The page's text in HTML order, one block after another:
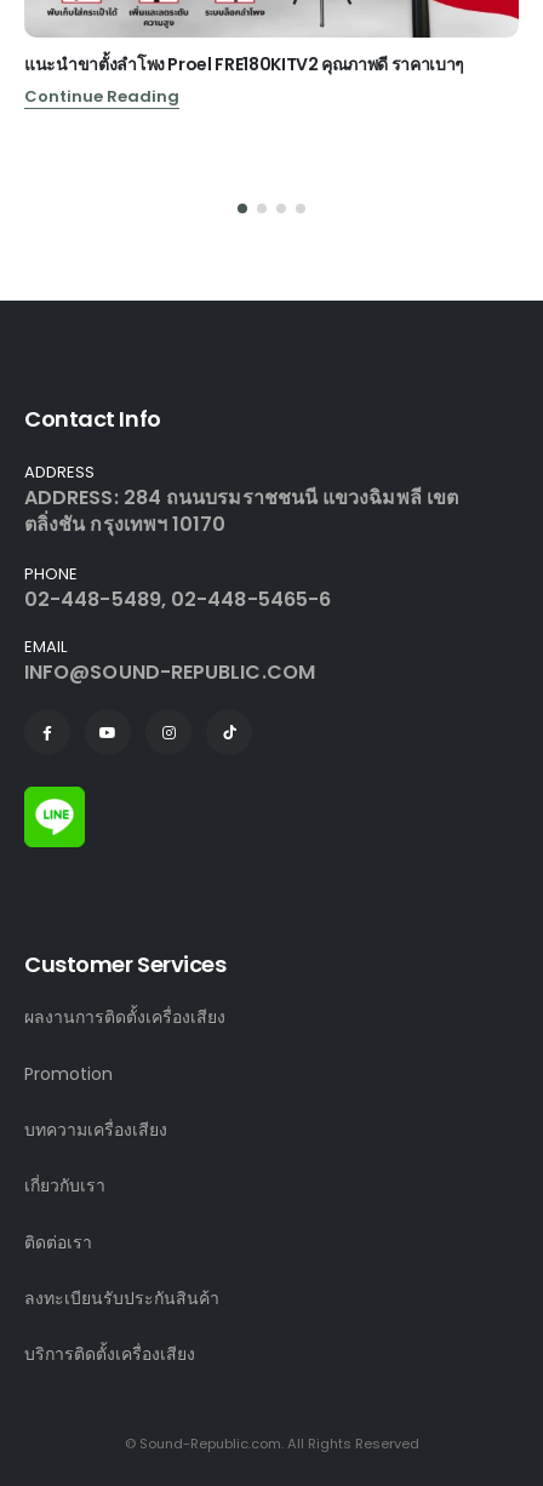
แนะนำขาตั้งลำโพง Proel FRE180KITV2 คุณภาพดี ราคาเบาๆ
Continue Reading
Contact Info
ADDRESS
ADDRESS: 284 ถนนบรมราชชนนี แขวงฉิมพลี เขต
ตลิ่งชัน กรุงเทพฯ 10170
PHONE
02-448-5489, 02-448-5465-6
EMAIL
INFO@SOUND-REPUBLIC.COM
Customer Services
ผลงานการติดตั้งเครื่องเสียง
Promotion
บทความเครื่องเสียง
เกี่ยวกับเรา
ติดต่อเรา
ลงทะเบียนรับประกันสินค้า
บริการติดตั้งเครื่องเสียง
© Sound-Republic.com. All Rights Reserved